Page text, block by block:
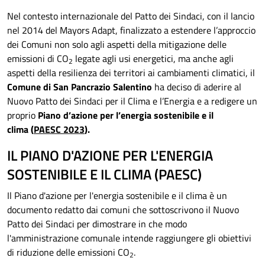
Nel contesto internazionale del Patto dei Sindaci, con il lancio
nel 2014 del Mayors Adapt, finalizzato a estendere l’approccio
dei Comuni non solo agli aspetti della mitigazione delle
emissioni di CO2 legate agli usi energetici, ma anche agli
aspetti della resilienza dei territori ai cambiamenti climatici, il
Comune di San Pancrazio Salentino ha deciso di aderire al
Nuovo Patto dei Sindaci per il Clima e l’Energia e a redigere un
proprio Piano d’azione per l’energia sostenibile e il
clima(PAESC 2023).
IL PIANO D'AZIONE PER L'ENERGIA
SOSTENIBILE E IL CLIMA (PAESC)
Il Piano d'azione per l'energia sostenibile e il clima è un
documento redatto dai comuni che sottoscrivono il Nuovo
Patto dei Sindaci per dimostrare in che modo
l'amministrazione comunale intende raggiungere gli obiettivi
di riduzione delle emissioni CO2.